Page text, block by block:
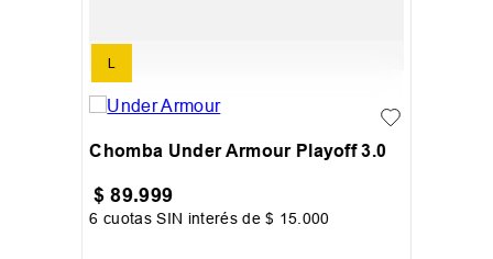
L
Chomba Under Armour Playoff 3.0
$ 89.999
6 cuotas SIN interés de$ 15 000